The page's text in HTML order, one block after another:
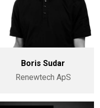
Boris Sudar
Renewtech ApS